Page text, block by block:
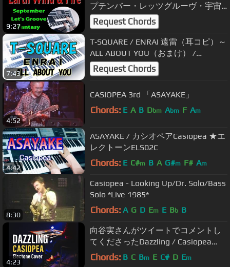
9:27
プテンバー・レッツグルーヴ・宇宙
のファンタジー」 September / Let's
Groove / Fantasy ★Electone cover
Request Chords
7:43
T‐SQUARE / ENRAI 遠雷（耳コピ）～
ALL ABOUT YOU（おまけ） /
★Electone cover
Request Chords
4:52
CASIOPEA 3rd 「ASAYAKE」
Chords: E A B Dbm Abm F Am
4:42
ASAYAKE / カシオペアCasiopea ★エ
レクトーンELS02C
Chords: E C#m B A G#m F# Am
8:30
Casiopea - Looking Up/Dr. Solo/Bass
Solo *Live 1985*
Chords: A G D Em E Bb B
4:23
向谷実さんがツイートでコメントし
てくださったDazzling / Casiopea
【エレクトーン】【インストカバ
Chords: B C Bm E C# D Em